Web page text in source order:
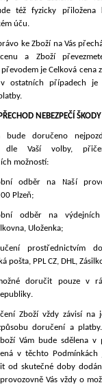
též fyzicky přiložena
úču.
ke Zboží na Vás
a Zboží
je Celková cena
ostatních případech je
NEBEZPEČÍ
bude doručeno
dle Vaší volby,
možností:
odběr na Naší
Plzeň;
odběr na výdejních
Uloženka;
prostřednictvím
pošta, PPL CZ, DHL,
doručit pouze v
.
Zboží vždy závisí na
doručení a
Vám bude sdělena v
v těchto
od skutečné doby
Vás vždy o